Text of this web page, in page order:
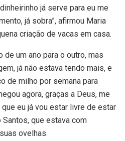
já serve para eu me
já sobra”, afirmou Maria
criação de vacas em casa.
de um ano para o outro, mas
já não estava tendo mais, e
de milho por semana para
agora, graças a Deus, me
eu já vou estar livre de estar
Santos, que estava com
ovelhas.